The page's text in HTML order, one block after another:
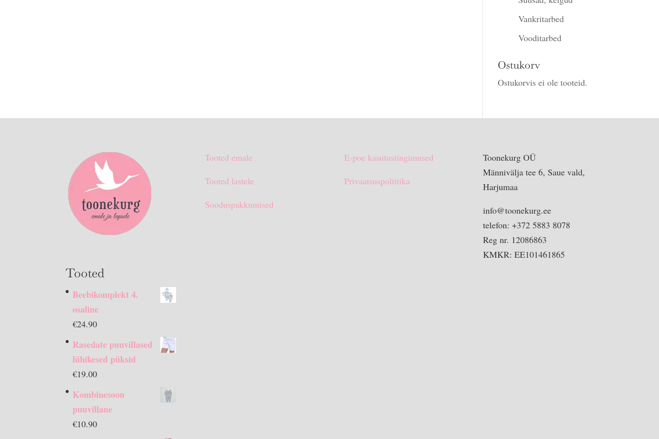
Vankritarbed
Vooditarbed
Ostukorv
Ostukorvis ei ole tooteid.
Tooted
Beebikomplekt 4.
osaline
€24.90
Rasedate puuvillased
lühikesed püksid
€19.00
Kombinesoon
puuvillane
€10.90
Tooted emale
Tooted lastele
Sooduspakkumised
E-poe kasutustingimused
Privaatsuspoliitika
Toonekurg OÜ
Männivälja tee 6, Saue vald,
Harjumaa
info@toonekurg.ee
telefon: +372 5883 8078
Reg nr. 12086863
KMKR: EE101461865